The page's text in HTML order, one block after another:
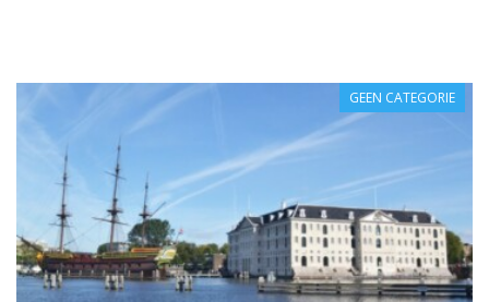
GEEN CATEGORIE